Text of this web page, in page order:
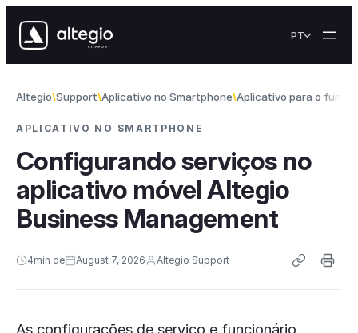
PT
Altegio Support Aplicativo no Smartphone Aplicativo para o
APLICATIVO NO SMARTPHONE
Configurando serviços no
aplicativo móvel Altegio
Business Management
4min de August 7, 2026 Altegio Support
As configurações de serviço e funcionário